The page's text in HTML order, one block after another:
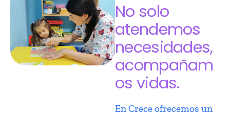
No solo
atendemos
necesidades,
acompañam
os vidas.
En Crece ofrecemos un